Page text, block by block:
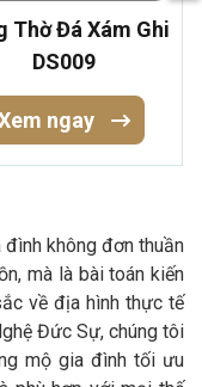
Thờ Đá Xám Ghi
DS009
ngay
không đơn thuần
mà là bài toán kiến
về địa hình thực tế
Đức Sự, chúng tôi
mộ gia đình tối ưu